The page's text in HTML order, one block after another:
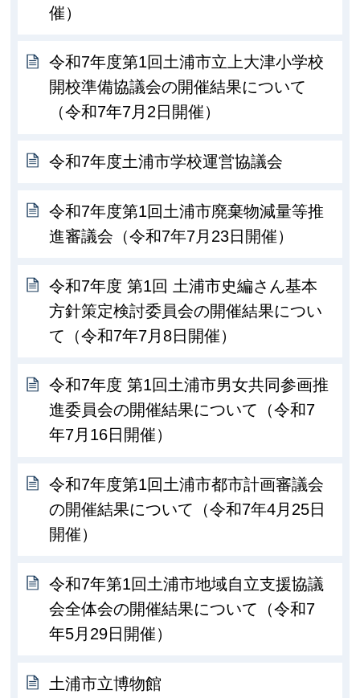
催）
令和7年度第1回土浦市立上大津小学校
開校準備協議会の開催結果について
（令和7年7月2日開催）
令和7年度土浦市学校運営協議会
令和7年度第1回土浦市廃棄物減量等推
進審議会（令和7年7月23日開催）
令和7年度 第1回 土浦市史編さん基本
方針策定検討委員会の開催結果につい
て（令和7年7月8日開催）
令和7年度 第1回土浦市男女共同参画推
進委員会の開催結果について（令和7
年7月16日開催）
令和7年度第1回土浦市都市計画審議会
の開催結果について（令和7年4月25日
開催）
令和7年第1回土浦市地域自立支援協議
会全体会の開催結果について（令和7
年5月29日開催）
土浦市立博物館